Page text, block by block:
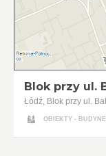
Blok przy ul.
Łódź, Blok przy ul.
OBIEKTY -